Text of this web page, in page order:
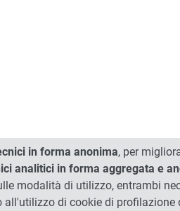
in forma anonima, per
analitici in forma aggregata e
modalità di utilizzo, entrambi
all'utilizzo di cookie di profilazione